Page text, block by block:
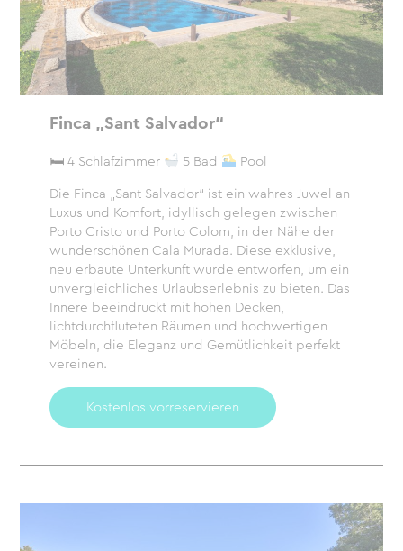
Finca „Sant Salvador“
🛏 4 Schlafzimmer 5 Bad
Pool
Die Finca „Sant Salvador“ ist ein wahres Juwel an
Luxus und Komfort, idyllisch gelegen zwischen
Porto Cristo und Porto Colom, in der Nähe der
wunderschönen Cala Murada. Diese exklusive,
neu erbaute Unterkunft wurde entworfen, um ein
unvergleichliches Urlaubserlebnis zu bieten. Das
Innere beeindruckt mit hohen Decken,
lichtdurchfluteten Räumen und hochwertigen
Möbeln, die Eleganz und Gemütlichkeit perfekt
vereinen.
Kostenlos vorreservieren